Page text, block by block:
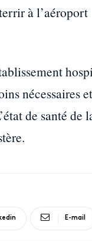
à l’aéroport
nécessaires
de santé de
E-mail